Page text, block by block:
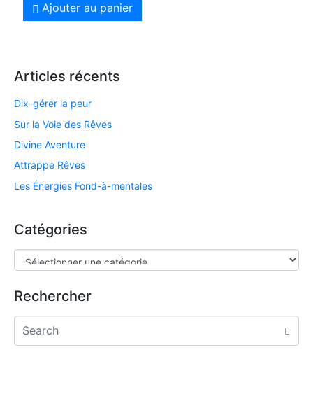
Ajouter au panier
Articles récents
Dix-gérer la peur
Sur la Voie des Rêves
Divine Aventure
Attrappe Rêves
Les Énergies Fond-à-mentales
Catégories
Rechercher